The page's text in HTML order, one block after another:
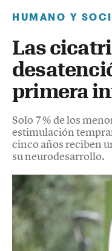
HUMANO Y
Las
primera
Solo 7% de los
estimulación
cinco años reciben
su neurodesarrollo.